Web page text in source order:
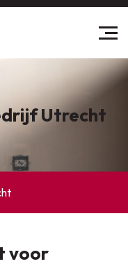
Utrecht
voor